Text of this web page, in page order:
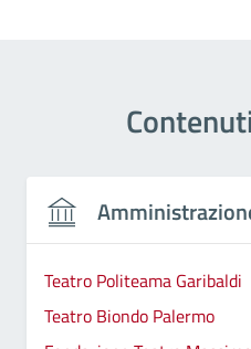
Teatro Politeama Garibaldi
Teatro Biondo Palermo